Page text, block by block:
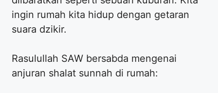
ingin rumah kita hidup dengan getaran
suara dzikir.
Rasulullah SAW bersabda mengenai
anjuran shalat sunnah di rumah: